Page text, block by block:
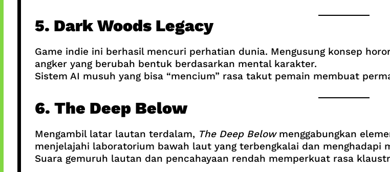
5. Dark Woods Legacy
Game indie ini berhasil mencuri perhatian dunia. Mengusung konsep
angker yang berubah bentuk berdasarkan mental karakter.
Sistem AI musuh yang bisa “mencium” rasa takut pemain membuat
6. The Deep Below
Mengambil latar lautan terdalam, The Deep Belowmenggabungkan
menjelajahi laboratorium bawah laut yang terbengkalai dan menghadapi
Suara gemuruh lautan dan pencahayaan rendah memperkuat rasa